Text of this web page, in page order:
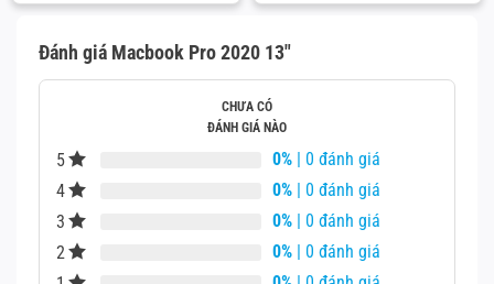
là:
là:
Đánh giá Macbook Pro 2020 13″
CHƯA CÓ
ĐÁNH GIÁ NÀO
5 0% | 0 đánh giá
4
0% | 0 đánh giá
3
0% | 0 đánh giá
2
0% | 0 đánh giá